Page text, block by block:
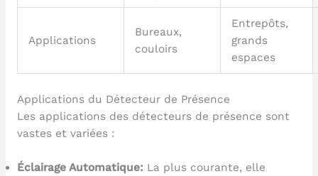
Applications
Bureaux,
couloirs
Entrepôts,
grands
espaces
Applications du Détecteur de Présence
Les applications des détecteurs de présence sont
vastes et variées :
Éclairage Automatique: La plus courante, elle